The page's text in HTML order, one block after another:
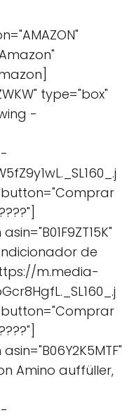
type="box"
-
de
m.media-
Amino auffüller,